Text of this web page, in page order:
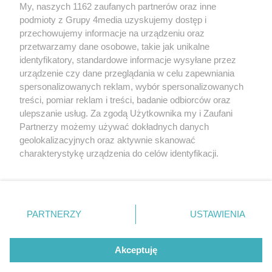
O nas Reklama Regulamin
Kontakt
Wydarzenia
Ogłoszenia Katalog firm
Zapisz się do newslettera
Dołącz do grona ludzi najlepiej poinformowanych!
Zapisz się »
Facebook.com
X.comInstagram.com
Youtube.com
My, naszych 1162 zaufanych partnerów oraz inne
podmioty z Grupy 4media uzyskujemy dostęp i
przechowujemy informacje na urządzeniu oraz
przetwarzamy dane osobowe, takie jak unikalne
identyfikatory, standardowe informacje wysyłane przez
urządzenie czy dane przeglądania w celu zapewniania
spersonalizowanych reklam, wybór spersonalizowanych
treści, pomiar reklam i treści, badanie odbiorców oraz
ulepszanie usług. Za zgodą Użytkownika my i Zaufani
Partnerzy możemy używać dokładnych danych
geolokalizacyjnych oraz aktywnie skanować
charakterystykę urządzenia do celów identyfikacji.
zmienić/wycofać klikając przycisk ustawień prywatności
znajdujący się w lewym dolnym rogu strony
. Niektóre
użytkownika, ale masz prawo sprzeciwić się takiemu
przetwarzaniu. Preferencje będą miały zastosowania tylko
PARTNERZY USTAWIENIA
Akceptuję